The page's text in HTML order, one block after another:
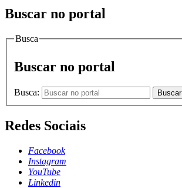
Buscar no portal
Busca
Buscar no portal
Busca: Buscar
Redes Sociais
Facebook
Instagram
YouTube
Linkedin